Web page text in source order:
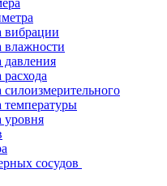
вибрации
влажности
давления
температуры
уровня
сосудов